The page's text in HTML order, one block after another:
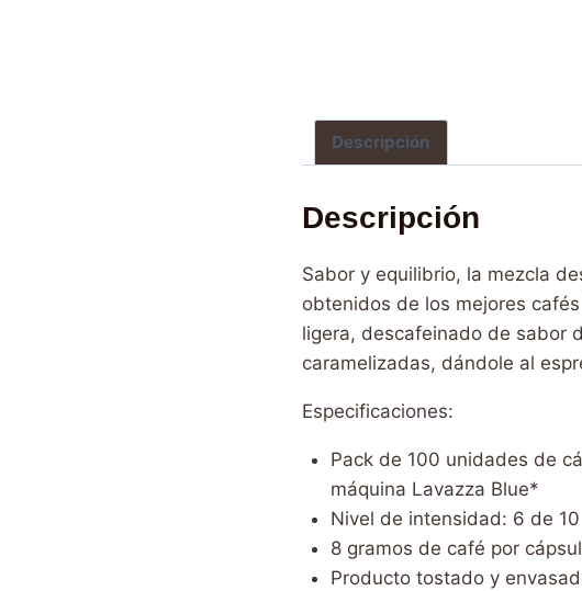
Descripción
Descripción
Sabor y equilibrio, la mezcla
obtenidos de los mejores
ligera, descafeinado de sabor
caramelizadas, dándole al
Especificaciones:
Pack de 100 unidades de
máquina Lavazza Blue*
Nivel de intensidad: 6 de 10
8 gramos de café por
Producto tostado y